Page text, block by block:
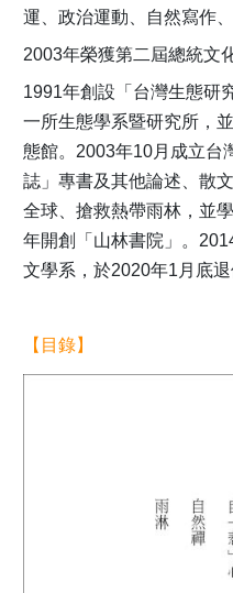
運、政治運動、自然寫作
2003年榮獲第二屆總統文
1991年創設「台灣生態研
一所生態學系暨研究所，
態館。2003年10月成立台
誌」專書及其他論述、散
全球、搶救熱帶雨林，並
年開創「山林書院」。
文學系，於2020年1月底
【目錄】